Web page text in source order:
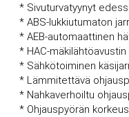
* Sivuturvatyynyt
* ABS-lukkiutumaton
* AEB-automaattinen
* HAC-mäkilähtöavustin
* Sähkötoiminen
* Lämmitettävä
* Nahkaverhoiltu
* Ohjauspyörän